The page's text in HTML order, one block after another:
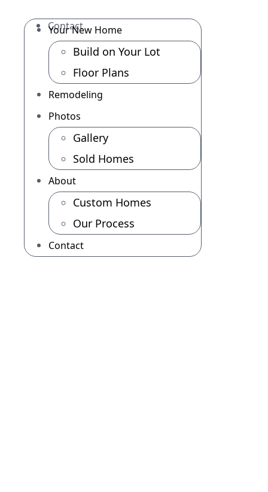
Contact
Your New Home
Build on Your Lot
Floor Plans
Remodeling
Photos
Gallery
Sold Homes
About
Custom Homes
Our Process
Contact